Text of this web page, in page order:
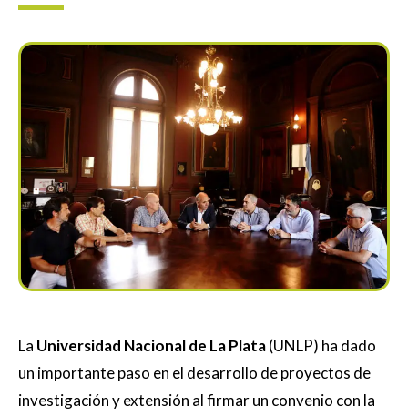
La Universidad Nacional de La Plata(UNLP) ha dado
un importante paso en el desarrollo de proyectos de
investigación y extensión al firmar un convenio con la